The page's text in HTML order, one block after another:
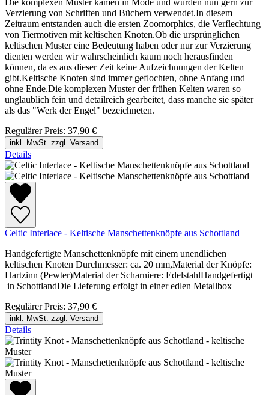
Die komplexen Muster kamen in Mode und wurden nun gern zur
Verzierung von Schriften und Büchern verwendet.In diesem
Zeitraum entstanden auch die ersten Zoomorphics, die Verflechtung
von Tiermotiven mit keltischen Knoten.Ob die ursprünglichen
keltischen Muster eine Bedeutung haben oder nur zur Verzierung
dienten werden wir wahrscheinlich kaum noch herausfinden
können, da es aus dieser Zeit keine Aufzeichnungen der Kelten
gibt.Keltische Knoten sind immer geflochten, ohne Anfang und
ohne Ende.Die komplexen Muster der frühen Kelten waren so
unglaublich fein und detailreich gearbeitet, dass manche sie später
als das "Werk der Engel" bezeichneten.
Regulärer Preis: 37,90 €
inkl. MwSt. zzgl. Versand
Details
Celtic Interlace - Keltische Manschettenknöpfe aus Schottland
Handgefertigte Manschettenknöpfe mit einem unendlichen
keltischen Knoten Durchmesser: ca. 20 mm,Material der Knöpfe:
Hartzinn (Pewter)Material der Scharniere: EdelstahlHandgefertigt
in SchottlandDie Lieferung erfolgt in einer edlen Metallbox
Regulärer Preis: 37,90 €
inkl. MwSt. zzgl. Versand
Details